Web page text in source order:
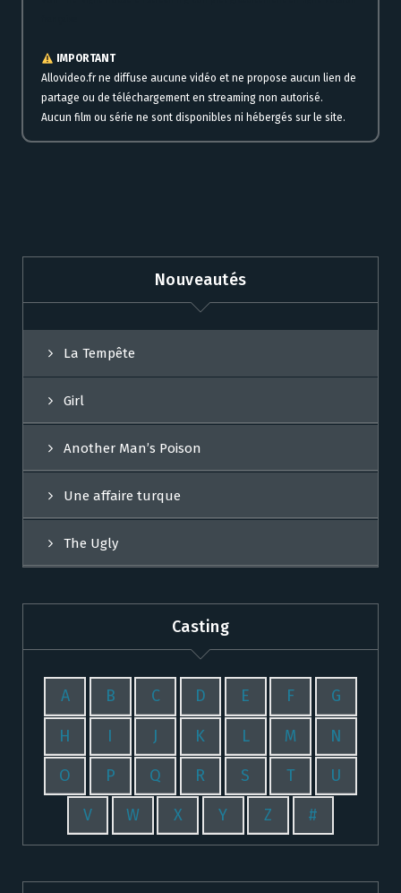
IMPORTANT
Allovideo.fr ne diffuse aucune vidéo et ne propose aucun lien de
partage ou de téléchargement en streaming non autorisé.
Aucun film ou série ne sont disponibles ni hébergés sur le site.
Nouveautés
La Tempête
Girl
Another Man’s Poison
Une affaire turque
The Ugly
Casting
A B C D E F G
H I J K L M N
O P Q R S T U
V W X Y Z #